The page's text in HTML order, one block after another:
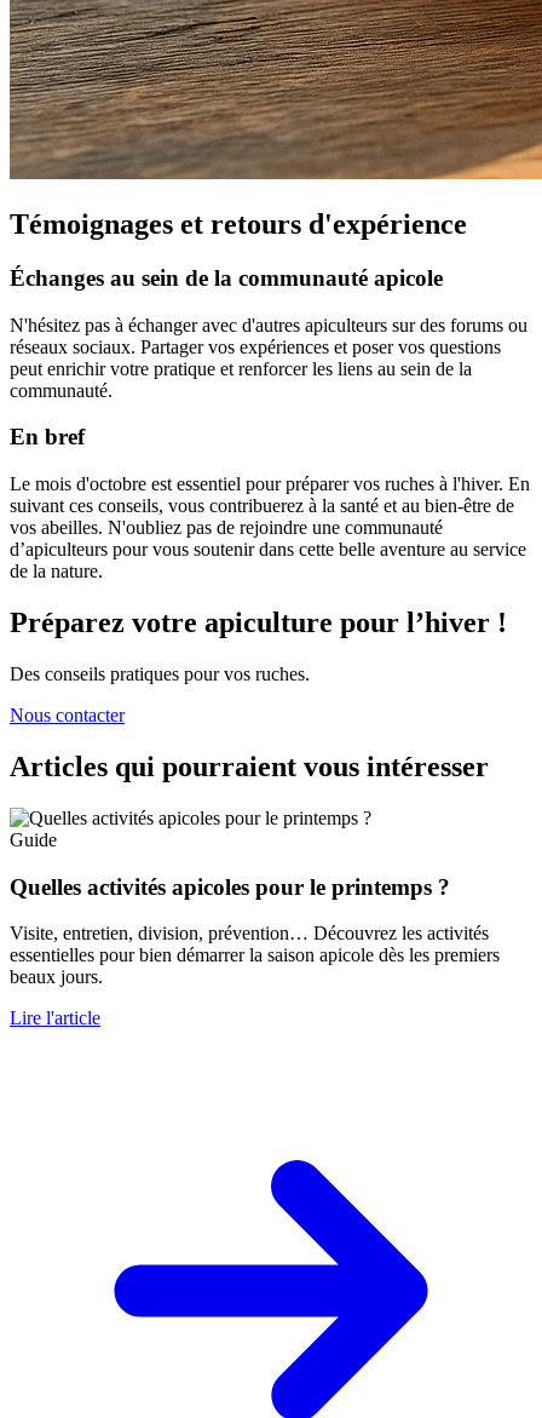
Témoignages et retours d'expérience
Échanges au sein de la communauté apicole
N'hésitez pas à échanger avec d'autres apiculteurs sur des forums ou
réseaux sociaux. Partager vos expériences et poser vos questions
peut enrichir votre pratique et renforcer les liens au sein de la
communauté.
En bref
Le mois d'octobre est essentiel pour préparer vos ruches à l'hiver. En
suivant ces conseils, vous contribuerez à la santé et au bien-être de
vos abeilles. N'oubliez pas de rejoindre une communauté
d’apiculteurs pour vous soutenir dans cette belle aventure au service
de la nature.
Préparez votre apiculture pour l’hiver !
Des conseils pratiques pour vos ruches.
Nous contacter
Articles qui pourraient vous intéresser
Guide
Quelles activités apicoles pour le printemps ?
Visite, entretien, division, prévention… Découvrez les activités
essentielles pour bien démarrer la saison apicole dès les premiers
beaux jours.
Lire l'article